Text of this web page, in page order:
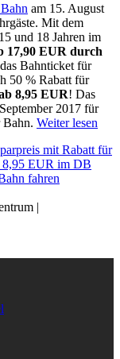
am 15. August
Mit dem
und 18 Jahren im
17,90 EUR durch
Bahnticket für
50 % Rabatt für
8,95 EUR! Das
2017 für
Bahn. Weiter lesen
mit Rabatt für
8,95 EUR im DB
fahren
|